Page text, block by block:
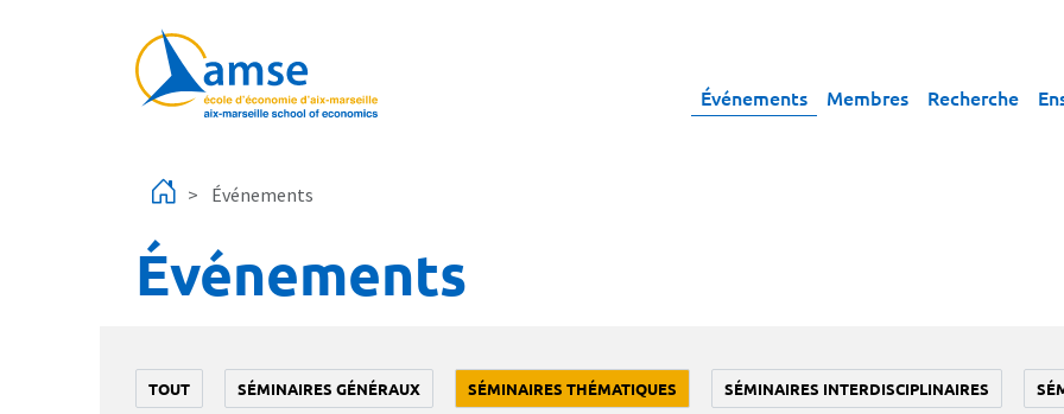
Événements Membres Recherche
Événements
Événements
TOUT SÉMINAIRES GÉNÉRAUX SÉMINAIRES THÉMATIQUES SÉMINAIRES INTERDISCIPLINAIRES